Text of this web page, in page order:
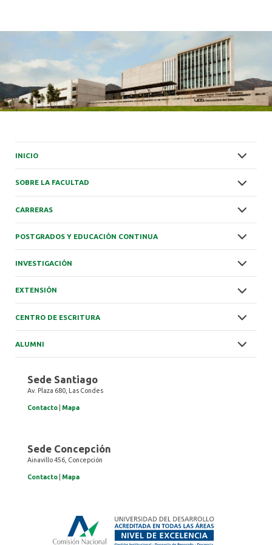
INICIO
SOBRE LA FACULTAD
CARRERAS
POSTGRADOS Y EDUCACIÓN CONTINUA
INVESTIGACIÓN
EXTENSIÓN
CENTRO DE ESCRITURA
ALUMNI
Sede Santiago
Av. Plaza 680, Las Condes
Contacto Mapa
Sede Concepción
Ainavillo 456, Concepción
Contacto Mapa